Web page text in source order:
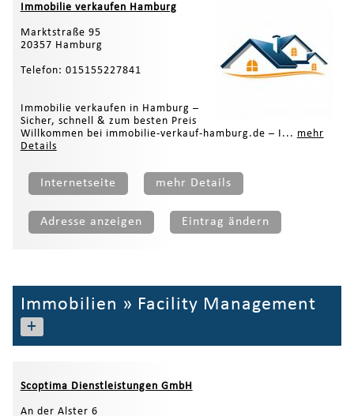
Immobilie verkaufen Hamburg
Marktstraße 95
20357 Hamburg
Telefon: 015155227841
Immobilie verkaufen in Hamburg –
Sicher, schnell & zum besten Preis
Willkommen bei immobilie-verkauf-hamburg.de – I... mehr
Details
Internetseite mehr Details
Adresse anzeigen Eintrag ändern
Immobilien » Facility Management
+
Scoptima Dienstleistungen GmbH
An der Alster 6